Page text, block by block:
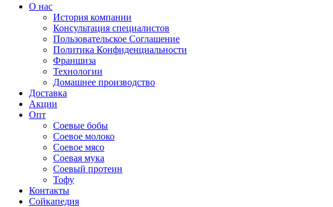
О нас
История компании
Консультация специалистов
Пользовательское Соглашение
Политика Конфиденциальности
Франшиза
Технологии
Домашнее производство
Доставка
Акции
Опт
Соевые бобы
Соевое молоко
Соевое мясо
Соевая мука
Соевый протеин
Тофу
Контакты
Сойкапедия